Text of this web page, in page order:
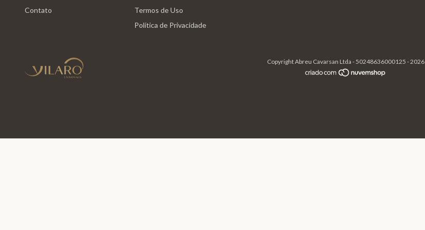
Contato
Termos de Uso
Política de Privacidade
Copyright Abreu Cavarsan Ltda - 50248636000125 - 2026